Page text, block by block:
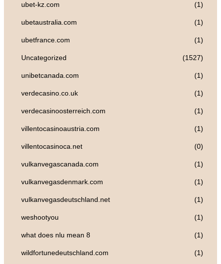
ubet-kz.com (1)
ubetaustralia.com (1)
ubetfrance.com (1)
Uncategorized (1527)
unibetcanada.com (1)
verdecasino.co.uk (1)
verdecasinoosterreich.com (1)
villentocasinoaustria.com (1)
villentocasinoca.net (0)
vulkanvegascanada.com (1)
vulkanvegasdenmark.com (1)
vulkanvegasdeutschland.net (1)
weshootyou (1)
what does nlu mean 8 (1)
wildfortunedeutschland.com (1)